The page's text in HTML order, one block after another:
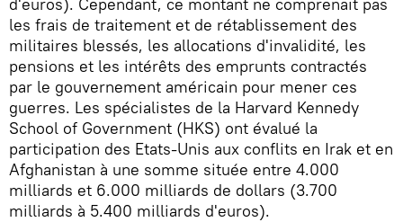
les frais de traitement et de rétablissement des
militaires blessés, les allocations d'invalidité, les
pensions et les intérêts des emprunts contractés
par le gouvernement américain pour mener ces
guerres. Les spécialistes de la Harvard Kennedy
School of Government (HKS) ont évalué la
participation des Etats-Unis aux conflits en Irak et en
Afghanistan à une somme située entre 4.000
milliards et 6.000 milliards de dollars (3.700
milliards à 5.400 milliards d'euros).